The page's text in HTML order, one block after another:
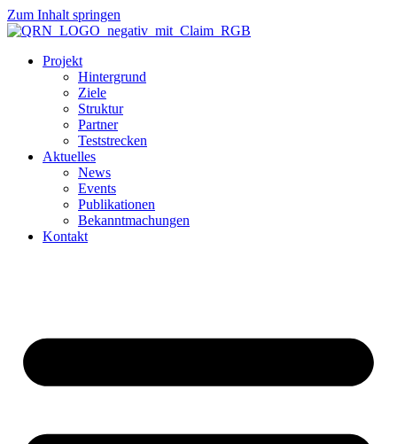
Zum Inhalt springen
Projekt
Hintergrund
Ziele
Struktur
Partner
Teststrecken
Aktuelles
News
Events
Publikationen
Bekanntmachungen
Kontakt